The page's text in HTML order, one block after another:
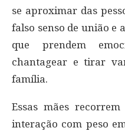
se aproximar das
falso senso de união e
que prendem
chantagear e tirar
família.
Essas mães
interação com peso